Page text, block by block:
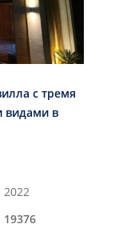
с тремя
видами в
2022
19376